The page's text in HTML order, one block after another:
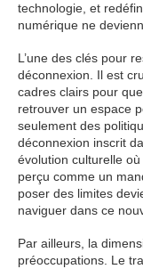
technologie, et
numérique ne
L’une des clés pour
déconnexion. Il est
cadres clairs pour
retrouver un espace
seulement des
déconnexion inscrit
évolution culturelle
perçu comme un
poser des limites
naviguer dans ce
Par ailleurs, la
préoccupations. Le